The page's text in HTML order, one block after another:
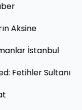
Aksine
İstanbul
Fetihler Sultanı